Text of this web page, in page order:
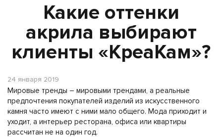
Какие оттенки
акрила выбирают
клиенты «КреаКам»?
24 января 2019
Мировые тренды – мировыми трендами, а реальные
предпочтения покупателей изделий из искусственного
камня часто имеют с ними мало общего. Мода приходит и
уходит, а интерьер ресторана, офиса или квартиры
рассчитан не на один год.